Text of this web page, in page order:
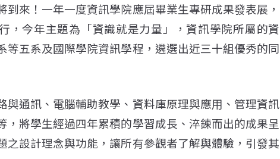
到來！一年一度資訊學院應屆畢業生專研成果發表展，
，今年主題為「資識就是力量」，資訊學院所屬的資
等五系及國際學院資訊學程，遴選出近三十組優秀的同
與通訊、電腦輔助教學、資料庫原理與應用、管理資訊
，將學生經過四年累積的學習成長、淬鍊而出的成果呈
之設計理念與功能，讓所有參觀者了解與體驗，引發其